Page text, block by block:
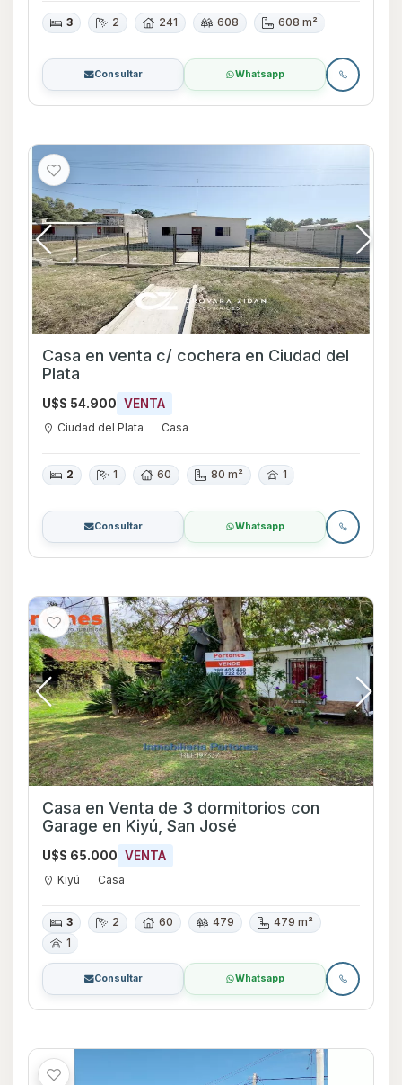
3 2 241 608 608 m²
Consultar Whatsapp
Casa en venta c/ cochera en Ciudad del
Plata
U$S 54.900 VENTA
Ciudad del Plata Casa
2 1 60 80 m² 1
Consultar Whatsapp
Casa en Venta de 3 dormitorios con
Garage en Kiyú, San José
U$S 65.000 VENTA
Kiyú Casa
3 2 60 479
479 m²
1
Consultar Whatsapp